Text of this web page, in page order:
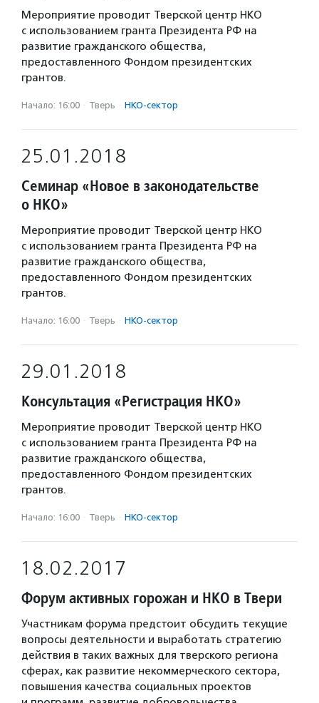
Мероприятие проводит Тверской центр НКО
с использованием гранта Президента РФ на
развитие гражданского общества,
предоставленного Фондом президентских
грантов.
Начало: 16:00 · Тверь · НКО-сектор
25.01.2018
Семинар «Новое в законодательстве
о НКО»
Мероприятие проводит Тверской центр НКО
с использованием гранта Президента РФ на
развитие гражданского общества,
предоставленного Фондом президентских
грантов.
Начало: 16:00 · Тверь · НКО-сектор
29.01.2018
Консультация «Регистрация НКО»
Мероприятие проводит Тверской центр НКО
с использованием гранта Президента РФ на
развитие гражданского общества,
предоставленного Фондом президентских
грантов.
Начало: 16:00 · Тверь · НКО-сектор
18.02.2017
Форум активных горожан и НКО в Твери
Участникам форума предстоит обсудить текущие
вопросы деятельности и выработать стратегию
действия в таких важных для тверского региона
сферах, как развитие некоммерческого сектора,
повышения качества социальных проектов